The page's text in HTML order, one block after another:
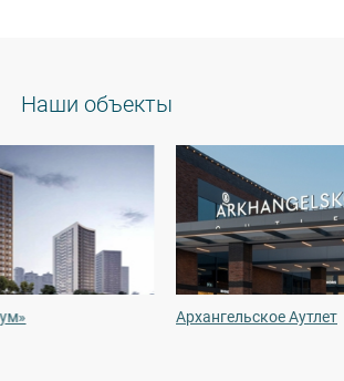
Наши объекты
Архангельское Аутлет